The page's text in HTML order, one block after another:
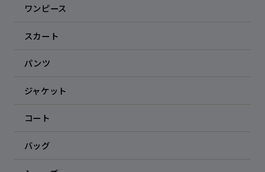
ワンピース
スカート
パンツ
ジャケット
コート
バッグ